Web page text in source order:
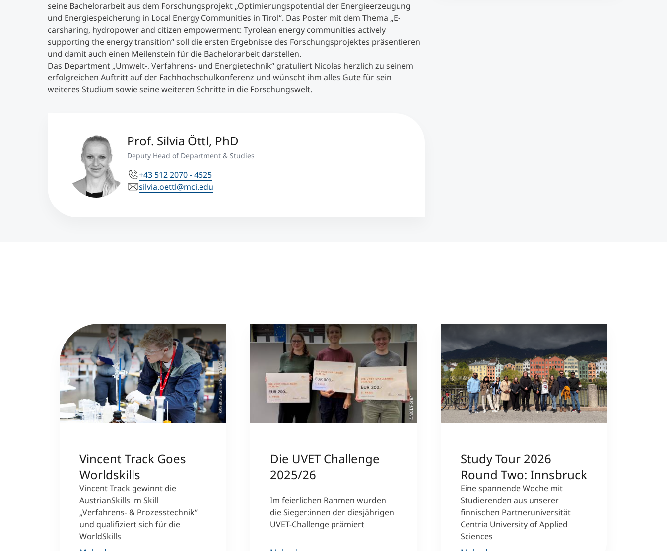
seine Bachelorarbeit aus dem Forschungsprojekt „Optimierungspotential der Energieerzeugung
und Energiespeicherung in Local Energy Communities in Tirol“. Das Poster mit dem Thema „E-
carsharing, hydropower and citizen empowerment: Tyrolean energy communities actively
supporting the energy transition“ soll die ersten Ergebnisse des Forschungsprojektes präsentieren
und damit auch einen Meilenstein für die Bachelorarbeit darstellen.
Das Department „Umwelt-, Verfahrens- und Energietechnik“ gratuliert Nicolas herzlich zu seinem
erfolgreichen Auftritt auf der Fachhochschulkonferenz und wünscht ihm alles Gute für sein
weiteres Studium sowie seine weiteren Schritte in die Forschungswelt.
Prof. Silvia Öttl, PhD
Deputy Head of Department & Studies
+43 512 2070 - 4525
silvia.oettl@mci.edu
©SkillsAustria/Florian Wieser
Vincent Track Goes
Worldskills
Vincent Track gewinnt die
AustrianSkills im Skill
„Verfahrens- & Prozesstechnik“
und qualifiziert sich für die
WorldSkills
©MCI/Forer
Die UVET Challenge
2025/26
Im feierlichen Rahmen wurden
die Sieger:innen der diesjährigen
UVET-Challenge prämiert
Study Tour 2026
Round Two: Innsbruck
Eine spannende Woche mit
Studierenden aus unserer
finnischen Partneruniversität
Centria University of Applied
Sciences